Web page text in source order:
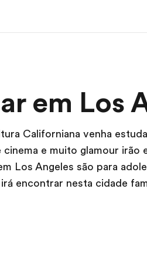
à EF
Saiba
em Los
Californiana venha
cinema e muito glamour
Los Angeles são para
encontrar nesta cidade